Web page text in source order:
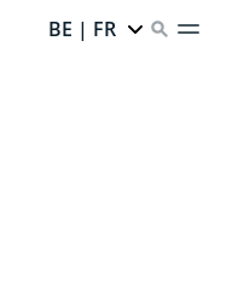
BE | FR